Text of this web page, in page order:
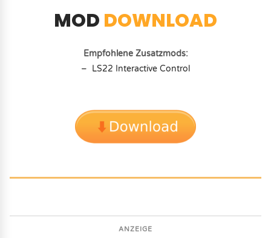
MOD DOWNLOAD
Empfohlene Zusatzmods:
– LS22 Interactive Control
ANZEIGE